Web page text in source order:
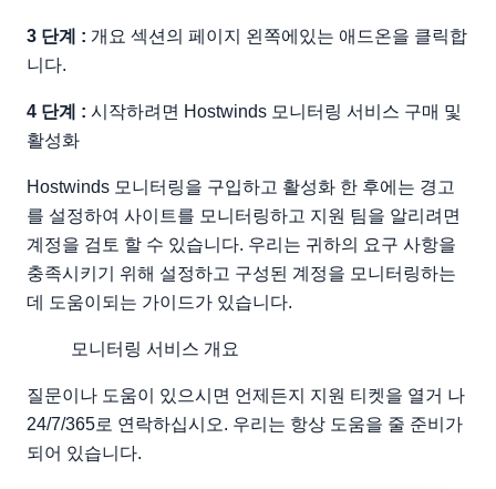
3 단계 : 개요 섹션의 페이지 왼쪽에있는 애드온을 클릭합
니다.
4 단계 : 시작하려면 Hostwinds 모니터링 서비스 구매 및
활성화
Hostwinds 모니터링을 구입하고 활성화 한 후에는 경고
를 설정하여 사이트를 모니터링하고 지원 팀을 알리려면
계정을 검토 할 수 있습니다. 우리는 귀하의 요구 사항을
충족시키기 위해 설정하고 구성된 계정을 모니터링하는
데 도움이되는 가이드가 있습니다.
모니터링 서비스 개요
질문이나 도움이 있으시면 언제든지 지원 티켓을 열거 나
24/7/365로 연락하십시오. 우리는 항상 도움을 줄 준비가
되어 있습니다.